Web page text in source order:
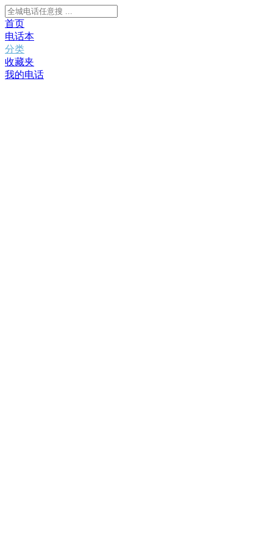
首页
电话本
分类
收藏夹
我的电话